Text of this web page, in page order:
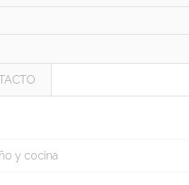
y cocina